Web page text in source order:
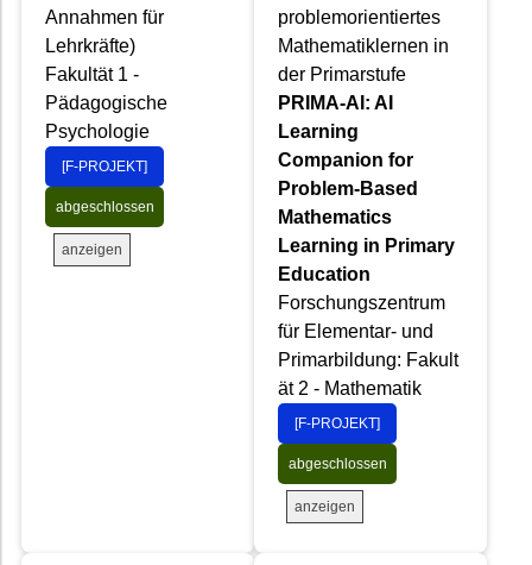
Annahmen für
Lehrkräfte)
Fakultät 1 -
Pädagogische
Psychologie
[F-PROJEKT]
abgeschlossen
anzeigen
problemorientiertes
Mathematiklernen in
der Primarstufe
PRIMA-AI: AI
Learning
Companion for
Problem-Based
Mathematics
Learning in Primary
Education
Forschungszentrum
für Elementar- und
Primarbildung: Fakult
ät 2 - Mathematik
[F-PROJEKT]
abgeschlossen
anzeigen